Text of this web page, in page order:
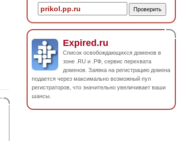
Expired.ru
Список освобождающихся доменов в
зоне .RU и .РФ, сервис перехвата
доменов. Заявка на регистрацию домена
подается через максимально возможный пул
регистраторов, что значительно увеличивает ваши
шансы.